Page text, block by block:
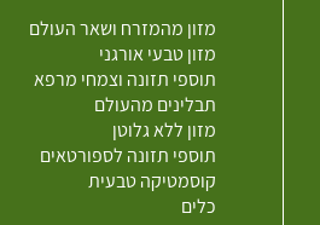
מזון מהמזרח ושאר העולם
מזון טבעי אורגני
תוספי תזונה וצמחי מרפא
תבלינים מהעולם
מזון ללא גלוטן
תוספי תזונה לספורטאים
קוסמטיקה טבעית
כלים